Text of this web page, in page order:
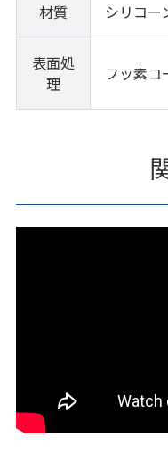
材質 シリコー
表面処
理
フッ素コ